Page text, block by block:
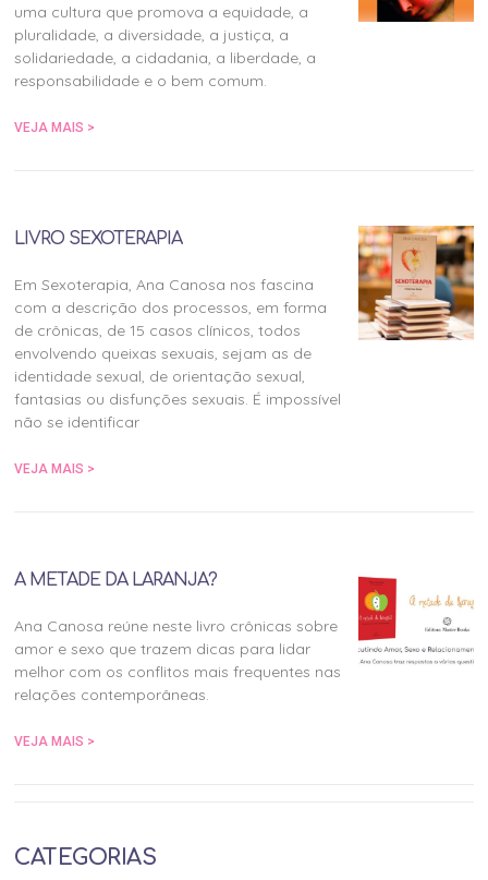
uma cultura que promova a equidade, a
pluralidade, a diversidade, a justiça, a
solidariedade, a cidadania, a liberdade, a
responsabilidade e o bem comum.
VEJA MAIS >
LIVRO SEXOTERAPIA
Em Sexoterapia, Ana Canosa nos fascina
com a descrição dos processos, em forma
de crônicas, de 15 casos clínicos, todos
envolvendo queixas sexuais, sejam as de
identidade sexual, de orientação sexual,
fantasias ou disfunções sexuais. É impossível
não se identificar
VEJA MAIS >
A METADE DA LARANJA?
Ana Canosa reúne neste livro crônicas sobre
amor e sexo que trazem dicas para lidar
melhor com os conflitos mais frequentes nas
relações contemporâneas.
VEJA MAIS >
CATEGORIAS